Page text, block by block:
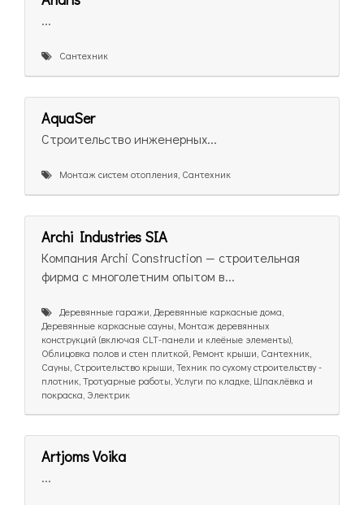
...
Сантехник
AquaSer
Строительство инженерных...
Монтаж систем отопления, Сантехник
Archi Industries SIA
Компания Archi Construction — строительная
фирма с многолетним опытом в...
Деревянные гаражи, Деревянные каркасные дома,
Деревянные каркасные сауны, Монтаж деревянных
конструкций (включая CLT-панели и клеёные элементы),
Облицовка полов и стен плиткой, Ремонт крыши, Сантехник,
Сауны, Строительство крыши, Техник по сухому строительству -
плотник, Тротуарные работы, Услуги по кладке, Шпаклёвка и
покраска, Электрик
Artjoms Voika
...